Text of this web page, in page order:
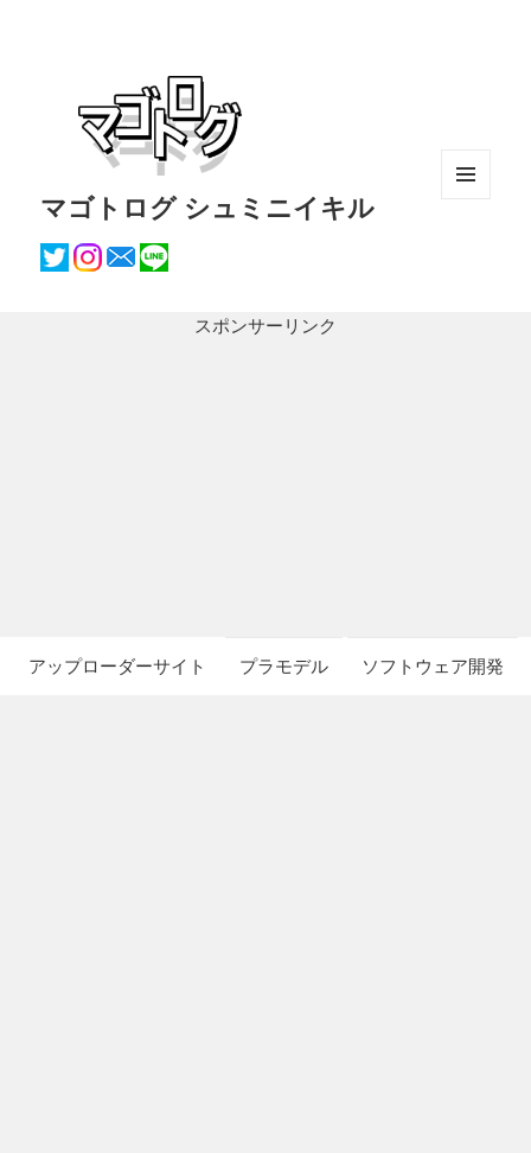
マゴトログ シュミニイキル
スポンサーリンク
アップローダーサイト プラモデル ソフトウェア開発